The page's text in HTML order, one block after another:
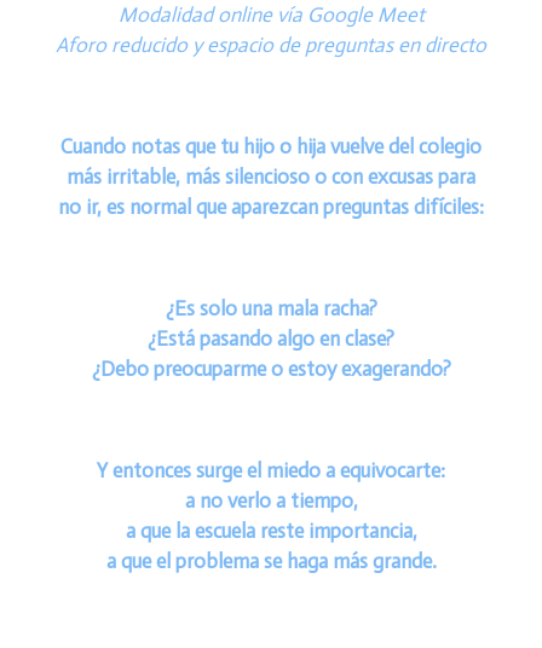
Modalidad online vía Google Meet
Aforo reducido y espacio de preguntas en directo
Cuando notas que tu hijo o hija vuelve del colegio
más irritable, más silencioso o con excusas para
no ir, es normal que aparezcan preguntas difíciles:
¿Es solo una mala racha?
¿Está pasando algo en clase?
¿Debo preocuparme o estoy exagerando?
Y entonces surge el miedo a equivocarte:
a no verlo a tiempo,
a que la escuela reste importancia,
a que el problema se haga más grande.